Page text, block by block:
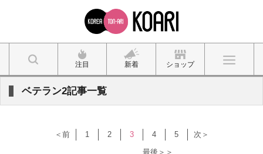
注目 新着 ショップ
ベテラン2記事一覧
＜前 1 2 3 4 5
次＞
最後＞＞